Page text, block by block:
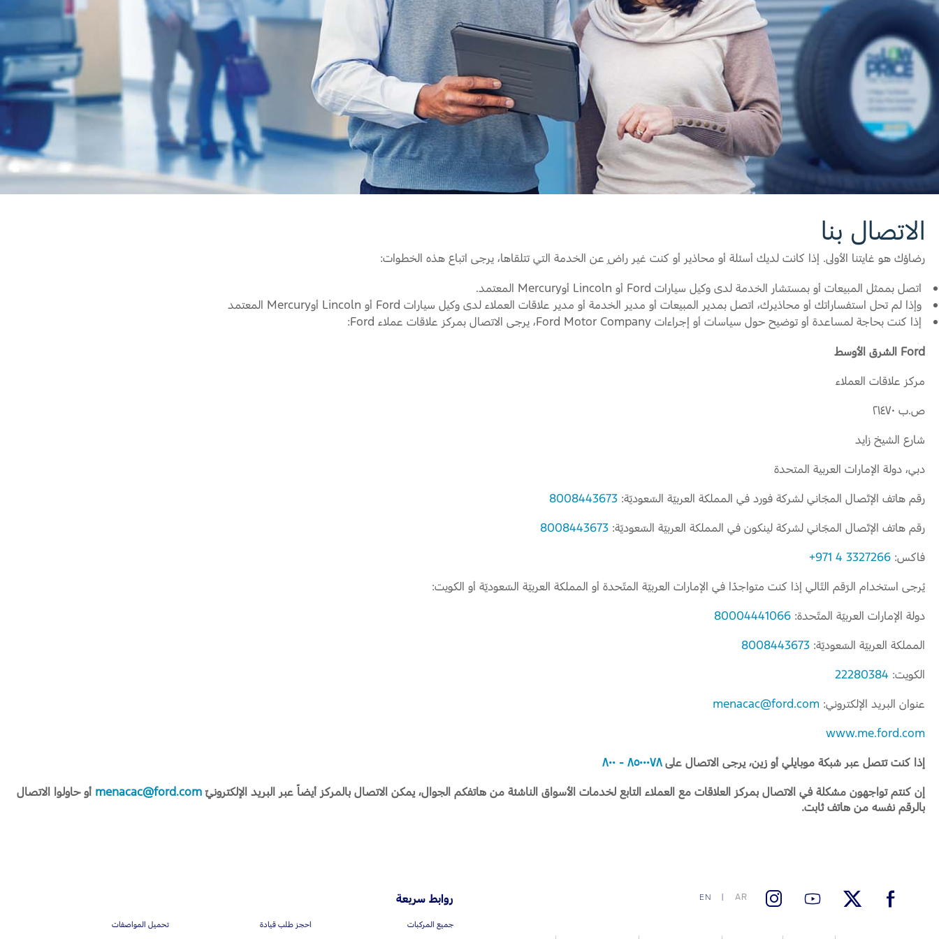
Jordan
Kuwait
Lebanon
Oman
Qatar
Saudi Arabia
United Arab Emirates
Yemen
الأردن
الكويت
لبنان
سلطنة عمان
قطر
‫المملكة العربية السعودية‬
الامارات العربية المتحدة
اليمن
اتصل بنا
اتصل بنا
البحث عن الوكيل
الأسئلة الشائعة
الاتصال بنا
رضاؤك هو غايتنا الأولى. إذا كانت لديك أسئلة أو محاذير أو كنت غير راضِ عن الخدمة التي تتلقاها، يرجى اتباع هذه الخطوات:
اتصل بممثل المبيعات أو بمستشار الخدمة لدى وكيل سيارات Ford أو Lincoln أوMercury المعتمد.
وإذا لم تحل استفساراتك أو محاذيرك، اتصل بمدير المبيعات أو مدير الخدمة أو مدير علاقات العملاء لدى وكيل سيارات Ford أو Lincoln أوMercury المعتمد
إذا كنت بحاجة لمساعدة أو توضيح حول سياسات أو إجراءات Ford Motor Company، يرجى الاتصال بمركز علاقات عملاء Ford:
Ford الشرق الأوسط
مركز علاقات العملاء
ص.ب ٢١٤٧٠
شارع الشيخ زايد
دبي، دولة الإمارات العربية المتحدة
رقم هاتف الإتّصال المجّاني لشركة فورد في المملكة العربيّة السّعوديّة: 8008443673
رقم هاتف الإتّصال المجّاني لشركة لينكون في المملكة العربيّة السّعوديّة: 8008443673
فاكس: 3327266 4 971+
يُرجى استخدام الرّقم التّالي إذا كنت متواجدًا في الإمارات العربيّة المتّحدة أو المملكة العربيّة السّعوديّة أو الكويت:
دولة الإمارات العربيّة المتّحدة: 80004441066
المملكة العربيّة السّعوديّة: 8008443673
الكويت: 22280384
عنوان البريد الإلكتروني: menacac@ford.com
www.me.ford.com
إذا كنت تتصل عبر شبكة موبايلي أو زين، يرجى الاتصال على٨٥٠٠٠٧٨ - ٨٠٠
إن كنتم تواجهون مشكلة في الاتصال بمركز العلاقات مع العملاء التابع لخدمات الأسواق الناشئة من هاتفكم الجوال، يمكن الاتصال بالمركز أيضاً عبر البريد الإلكترونيّmenacac@ford.com أو حاولوا الاتصال
بالرقم نفسه من هاتف ثابت.
AR
EN روابط سريعة
جميع المركبات احجز طلب قيادة تحميل المواصفات